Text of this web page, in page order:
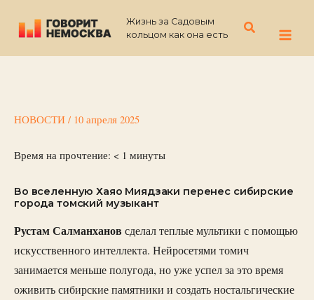
содержимому
Жизнь за Садовым
кольцом как она есть
Поиск
НОВОСТИ / 10 апреля 2025
Время на прочтение: < 1 минуты
Во вселенную Хаяо Миядзаки перенес сибирские
города томский музыкант
Рустам Салманханов сделал теплые мультики с помощью
искусственного интеллекта. Нейросетями томич
занимается меньше полугода, но уже успел за это время
оживить сибирские памятники и создать ностальгические